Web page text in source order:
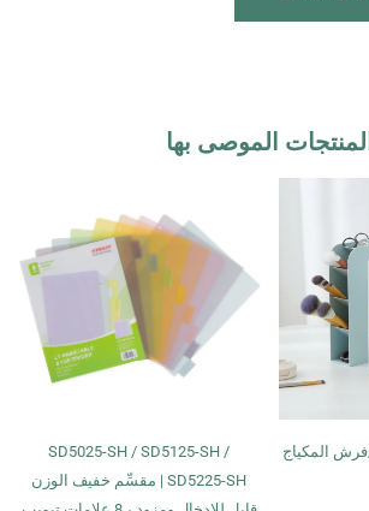
المنتجات الموصى بها
SD5025-SH / SD5125-SH /
SD5225-SH | مقسِّم خفيف الوزن